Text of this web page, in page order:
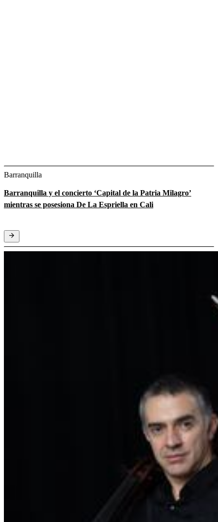
Barranquilla
Barranquilla y el concierto ‘Capital de la Patria Milagro’
mientras se posesiona De La Espriella en Cali